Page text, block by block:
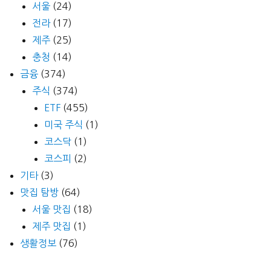
서울 (24)
전라(17)
제주 (25)
충청 (14)
금융 (374)
주식 (374)
ETF (455)
미국 주식 (1)
코스닥 (1)
코스피 (2)
기타(3)
맛집 탐방 (64)
서울 맛집 (18)
제주 맛집 (1)
생활정보 (76)